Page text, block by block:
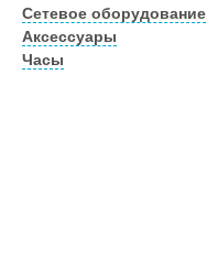
Сетевое оборудование
Аксессуары
Часы